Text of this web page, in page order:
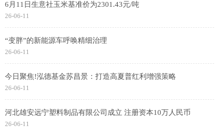
6月11日生意社玉米基准价为2301.43元/吨
26-06-11
“变胖”的新能源车呼唤精细治理
26-06-11
今日聚焦!泓德基金苏昌景：打造高夏普红利增强策略
26-06-11
河北雄安远宁塑料制品有限公司成立 注册资本10万人民币
26-06-11